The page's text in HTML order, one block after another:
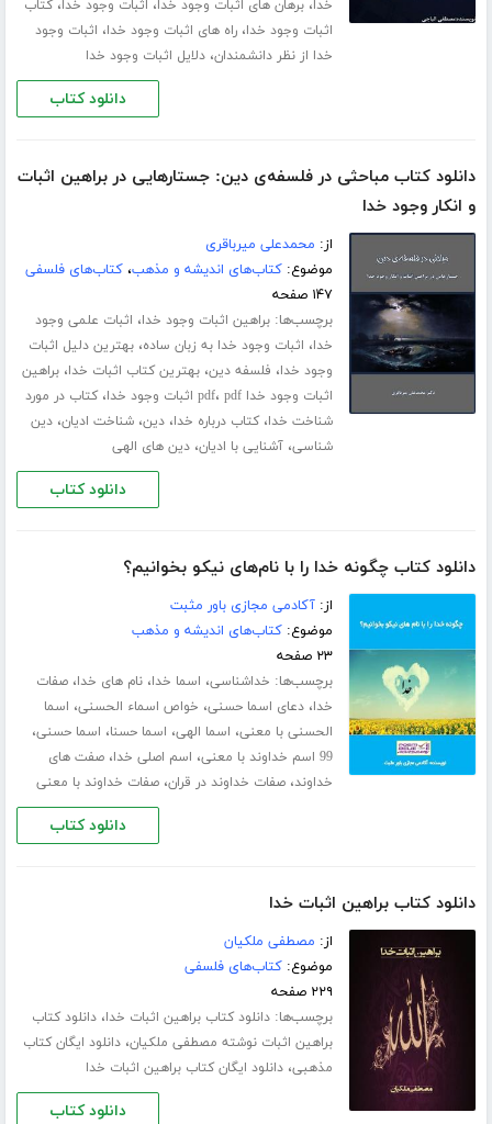
خدا،برهان های اثبات وجود خدا، اثبات وجود خدا،کتاب
اثبات وجود خدا،راه های اثبات وجود خدا، اثبات وجود
خدا از نظر دانشمندان،دلایل اثبات وجود خدا
دانلود کتاب
دانلود کتاب مباحثی در فلسفه‌ی دین: جستارهایی در براهین اثبات
و انکار وجود خدا
از: محمدعلی میرباقری
موضوع:کتاب‌های اندیشه و مذهب،کتاب‌های فلسفی
۱۴۷ صفحه
برچسب‌ها:براهین اثبات وجود خدا، اثبات علمی وجود
خدا، اثبات وجود خدا به زبان ساده،بهترین دلیل اثبات
وجود خدا، فلسفه دین،بهترین کتاب اثبات خدا،براهین
اثبات وجود خدا pdf
، pdf اثبات وجود خدا ،کتاب در مورد
شناخت خدا،کتاب درباره خدا،دین،شناخت ادیان،دین
شناسی،آشنایی با ادیان،دین های الهی
دانلود کتاب
دانلود کتاب چگونه خدا را با نام‌های نیکو بخوانیم؟
از:آکادمی مجازی باور مثبت
موضوع:کتاب‌های اندیشه و مذهب
۲۳ صفحه
برچسب‌ها: خداشناسی، اسما خدا،نام های خدا،صفات
خدا،دعای اسما حسنی، خواص اسماء الحسنی، اسما
الحسنی با معنی، اسما الهی، اسما حسنا، اسما حسنی،
99 اسم خداوند با معنی ، اسم اصلی خدا،صفت های
خداوند،صفات خداوند در قران،صفات خداوند با معنی
دانلود کتاب
دانلود کتاب براهین اثبات خدا
از: مصطفی ملکیان
موضوع:کتاب‌های فلسفی
۲۲۹ صفحه
برچسب‌ها:دانلود کتاب براهین اثبات خدا،دانلود کتاب
براهین اثبات نوشته مصطفی ملکیان،دانلود ایگان کتاب
مذهبی،دانلود ایگان کتاب براهین اثبات خدا
دانلود کتاب